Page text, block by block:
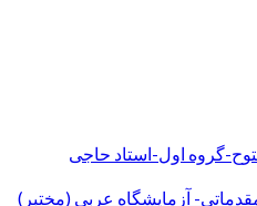
گروه اول-استاد حاجی
آزمایشگاه عربی (مختبر)